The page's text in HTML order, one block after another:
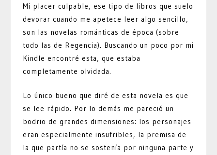
Mi placer culpable, ese tipo de libros que suelo
devorar cuando me apetece leer algo sencillo,
son las novelas románticas de época (sobre
todo las de Regencia). Buscando un poco por mi
Kindle encontré esta, que estaba
completamente olvidada.
Lo único bueno que diré de esta novela es que
se lee rápido. Por lo demás me pareció un
bodrio de grandes dimensiones: los personajes
eran especialmente insufribles, la premisa de
la que partía no se sostenía por ninguna parte y